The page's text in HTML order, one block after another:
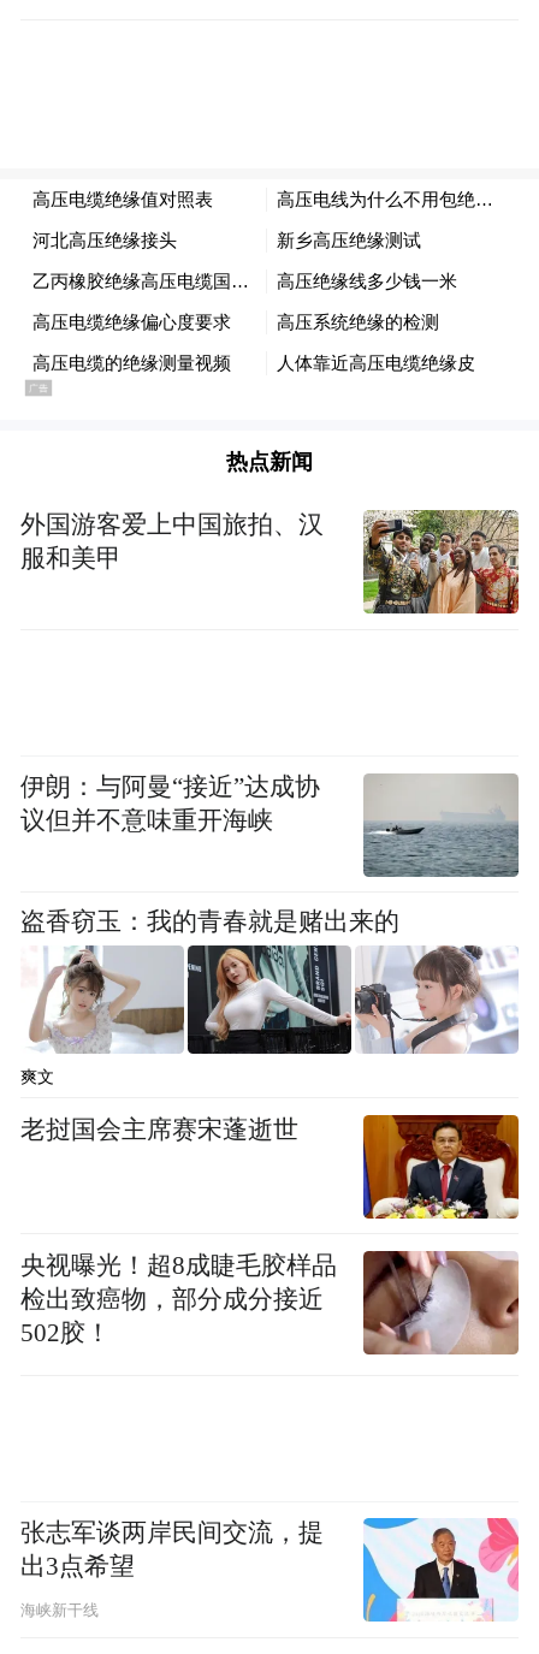
随着中国赛季即将开启，郑钦文面临严峻的
光答卷：WTA1000武汉公开赛收获亚军，同
又在年终总决赛收获亚军。郑钦文如果无法
及时复出，很可能错过今年中国赛季的积分
保卫战，世界排名或进一步下滑。
热点新闻
外国游客爱上中国旅拍、汉
服和美甲
伊朗：与阿曼“接近”达成协
议但并不意味重开海峡
盗香窃玉：我的青春就是赌出来的
爽文
老挝国会主席赛宋蓬逝世
央视曝光！超8成睫毛胶样品
检出致癌物，部分成分接近
502胶！
张志军谈两岸民间交流，提
出3点希望
海峡新干线